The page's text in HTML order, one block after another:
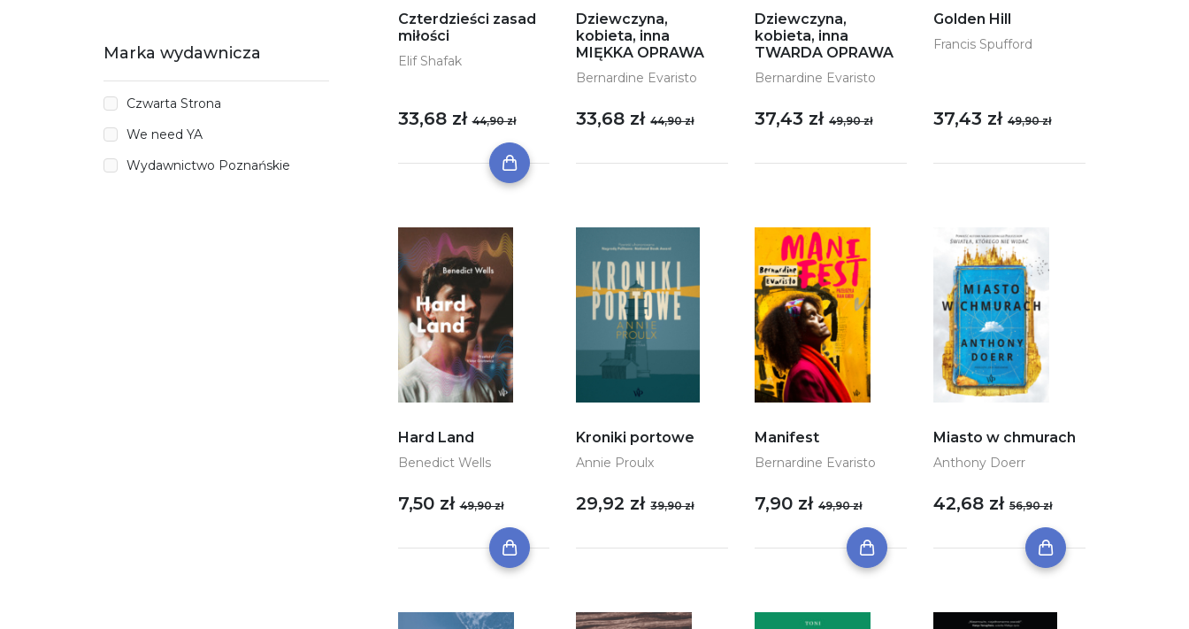
Marka wydawnicza
Czwarta Strona
We need YA
Wydawnictwo Poznańskie
Czterdzieści zasad
miłości
Elif Shafak
33,68 zł44,90 zł
Dziewczyna,
kobieta, inna
MIĘKKA OPRAWA
Bernardine Evaristo
33,68 zł44,90 zł
Dziewczyna,
kobieta, inna
TWARDA OPRAWA
Bernardine Evaristo
37,43 zł49,90 zł
Golden Hill
Francis Spufford
37,43 zł49,90 zł
Hard Land
Benedict Wells
7,50 zł49,90 zł
Kroniki portowe
Annie Proulx
29,92 zł39,90 zł
Manifest
Bernardine Evaristo
7,90 zł49,90 zł
Miasto w chmurach
Anthony Doerr
42,68 zł56,90 zł